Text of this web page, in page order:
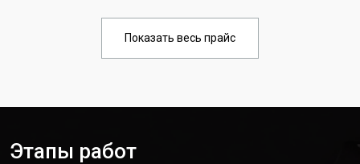
Показать весь прайс
Этапы работ